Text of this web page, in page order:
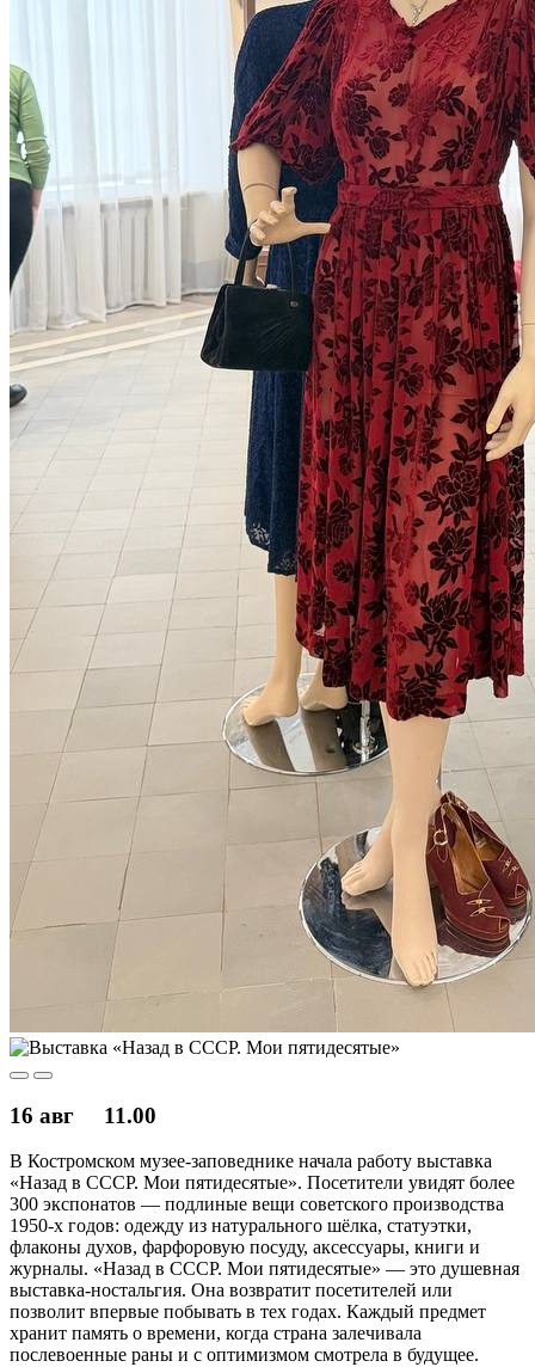
16 авг 11.00
В Костромском музее-заповеднике начала работу выставка
«Назад в СССР. Мои пятидесятые». Посетители увидят более
300 экспонатов — подлиные вещи советского производства
1950-х годов: одежду из натурального шёлка, статуэтки,
флаконы духов, фарфоровую посуду, аксессуары, книги и
журналы. «Назад в СССР. Мои пятидесятые» — это душевная
выставка-ностальгия. Она возвратит посетителей или
позволит впервые побывать в тех годах. Каждый предмет
хранит память о времени, когда страна залечивала
послевоенные раны и с оптимизмом смотрела в будущее.